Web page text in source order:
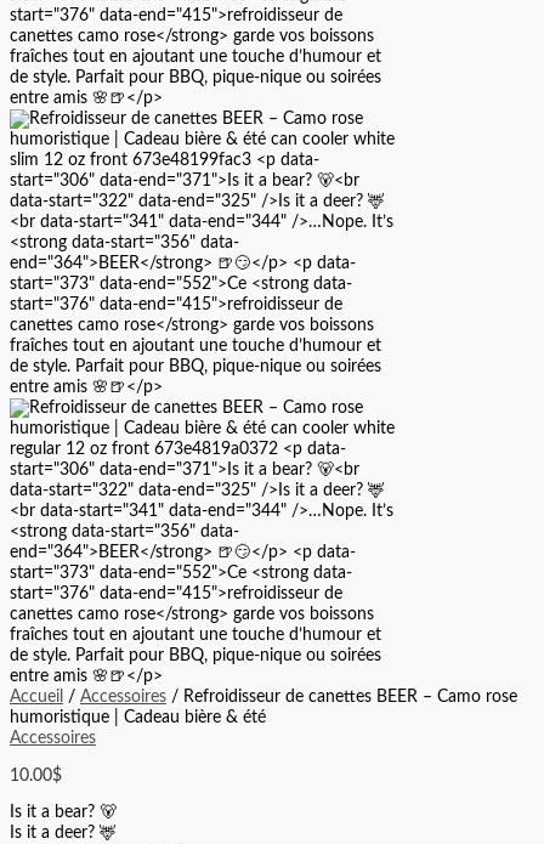
Accueil / Accessoires / Refroidisseur de canettes BEER – Camo rose
humoristique | Cadeau bière & été
Accessoires
10.00$
Is it a bear? 🐻
Is it a deer? 🦌